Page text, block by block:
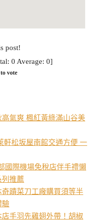
post!
0 Average: 0]
vote
高氣爽 楓紅黃綠滿山谷美
軒松坂屋南館交通方便 一
國際機場免稅店伴手禮懶
列推薦
蹟菜刀工廠購買須等半
驗
店手羽先雞翅外帶！胡椒